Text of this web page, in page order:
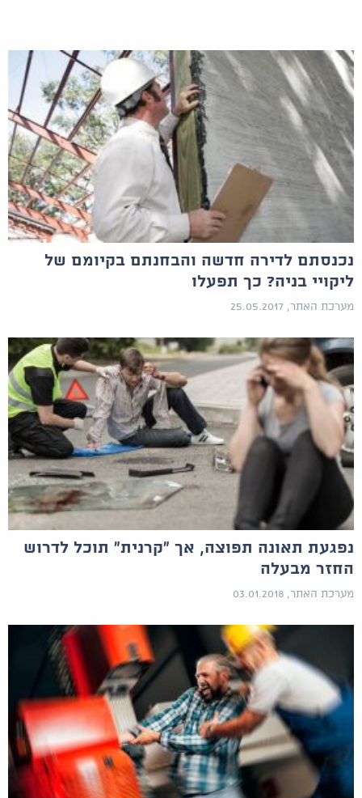
נכנסתם לדירה חדשה והבחנתם בקיומם של
ליקויי בניה? כך תפעלו
מערכת האתר, 25.05.2017
נפגעת תאונה תפוצה, אך "קרנית" תוכל לדרוש
החזר מבעלה
מערכת האתר, 03.01.2018